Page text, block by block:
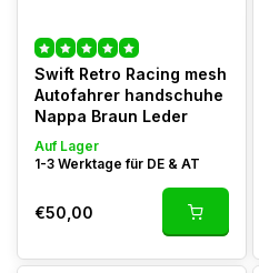
Swift Retro Racing mesh
Autofahrer handschuhe
Nappa Braun Leder
Auf Lager
1-3 Werktage für DE & AT
€50,00